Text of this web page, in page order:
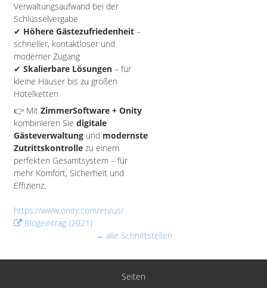
Verwaltungsaufwand bei der
Schlüsselvergabe
✔ Höhere Gästezufriedenheit –
schneller, kontaktloser und
moderner Zugang
✔ Skalierbare Lösungen – für
kleine Häuser bis zu großen
Hotelketten
👉 Mit ZimmerSoftware + Onity
kombinieren Sie digitale
Gästeverwaltung und modernste
Zutrittskontrolle zu einem
perfekten Gesamtsystem – für
mehr Komfort, Sicherheit und
Effizienz.
https://www.onity.com/en/us/
Blogeintrag (2021)
→ alle Schnittstellen
Seiten